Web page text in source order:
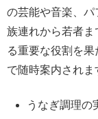
の芸能や音楽、
族連れから若者
る重要な役割を
で随時案内されま
うなぎ調理の